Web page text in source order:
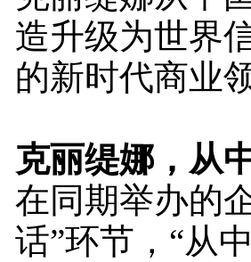
造升级为世界
的新时代商业
克丽缇娜 ， 从
在同期举办的
话”环节，“从